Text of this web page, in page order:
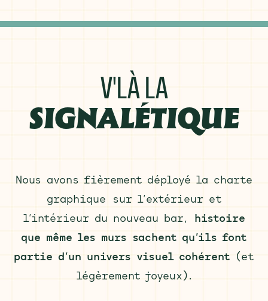
V'LÀ LA
SIGNALÉTIQUE
Nous avons fièrement déployé la charte
graphique sur l’extérieur et
l’intérieur du nouveau bar,
histoire
que même les murs sachent qu’ils font
partie d’un univers visuel cohérent (et
légèrement joyeux).